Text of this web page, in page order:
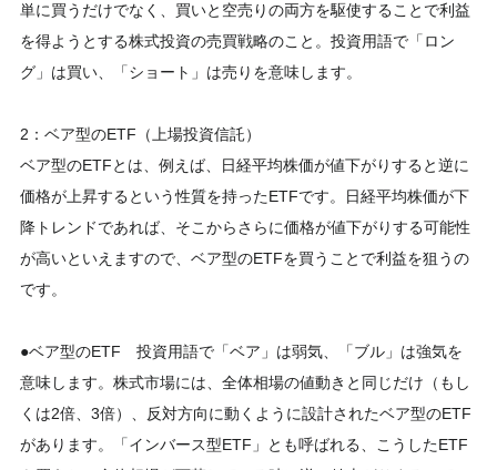
単に買うだけでなく、買いと空売りの両方を駆使することで利益
を得ようとする株式投資の売買戦略のこと。投資用語で「ロン
グ」は買い、「ショート」は売りを意味します。
2：ベア型のETF（上場投資信託）
ベア型のETFとは、例えば、日経平均株価が値下がりすると逆に
価格が上昇するという性質を持ったETFです。日経平均株価が下
降トレンドであれば、そこからさらに価格が値下がりする可能性
が高いといえますので、ベア型のETFを買うことで利益を狙うの
です。
●ベア型のETF 投資用語で「ベア」は弱気、「ブル」は強気を
意味します。株式市場には、全体相場の値動きと同じだけ（もし
くは2倍、3倍）、反対方向に動くように設計されたベア型のETF
があります。「インバース型ETF」とも呼ばれる、こうしたETF